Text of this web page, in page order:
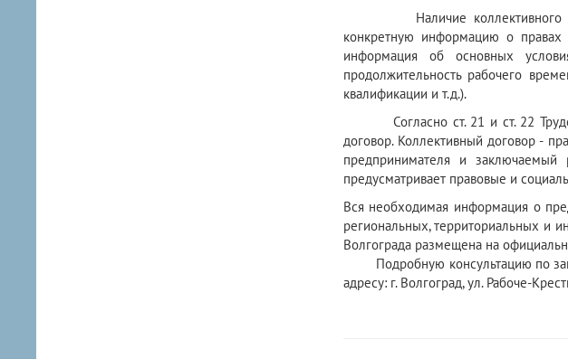
Наличие коллективного
конкретную информацию о правах
информация об основных
продолжительность рабочего
квалификации и т.д.).
Согласно ст. 21 и ст. 22
договор. Коллективный договор -
предпринимателя и
предусматривает правовые и
Вся необходимая информация о
региональных, территориальных и
Волгограда размещена на
Подробную консультацию по
адресу: г. Волгоград, ул. Рабоче-